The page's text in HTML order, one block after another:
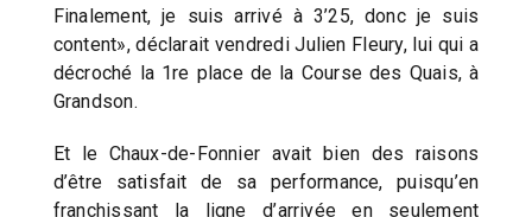
Finalement, je suis arrivé à 3’25, donc je suis
content», déclarait vendredi Julien Fleury, lui qui a
décroché la 1re place de la Course des Quais, à
Grandson.
Et le Chaux-de-Fonnier avait bien des raisons
d’être satisfait de sa performance, puisqu’en
franchissant la ligne d’arrivée en seulement